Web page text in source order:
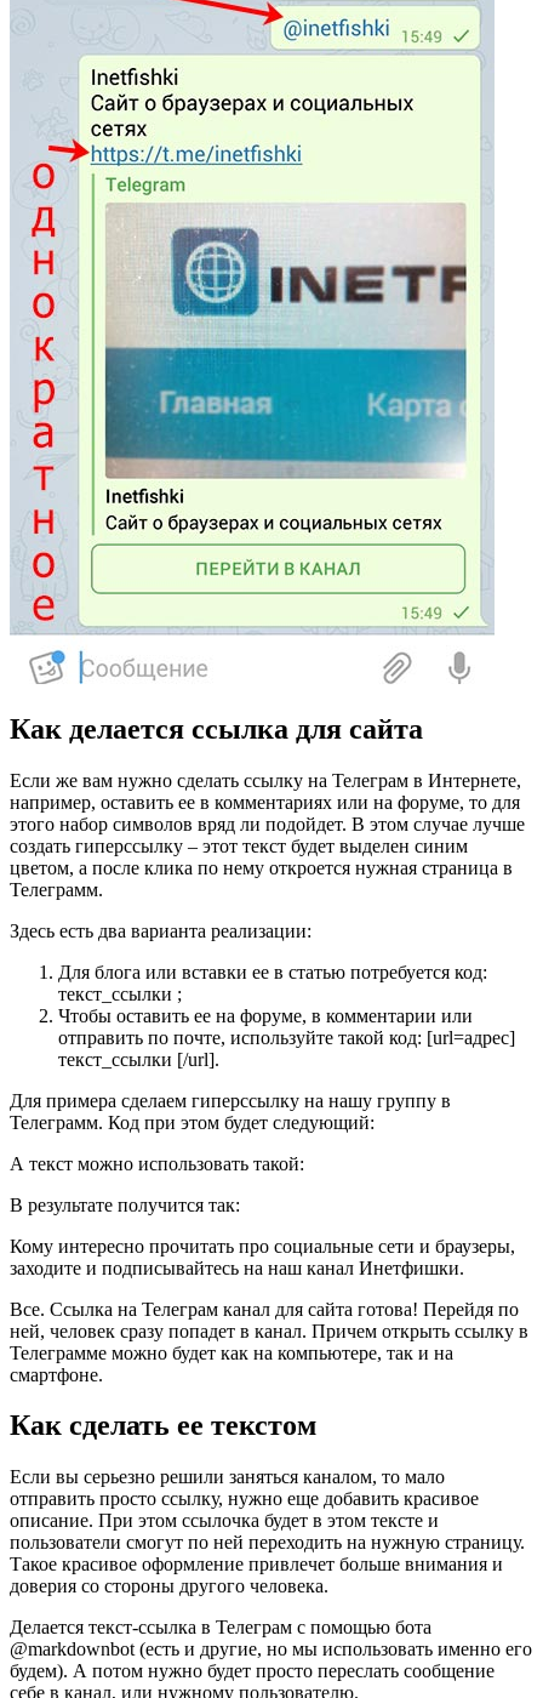
Как делается ссылка для сайта
Если же вам нужно сделать ссылку на Телеграм в Интернете,
например, оставить ее в комментариях или на форуме, то для
этого набор символов вряд ли подойдет. В этом случае лучше
создать гиперссылку – этот текст будет выделен синим
цветом, а после клика по нему откроется нужная страница в
Телеграмм.
Здесь есть два варианта реализации:
Для блога или вставки ее в статью потребуется код:
текст_ссылки ;
Чтобы оставить ее на форуме, в комментарии или
отправить по почте, используйте такой код: [url=адрес]
текст_ссылки [/url].
Для примера сделаем гиперссылку на нашу группу в
Телеграмм. Код при этом будет следующий:
А текст можно использовать такой:
В результате получится так:
Кому интересно прочитать про социальные сети и браузеры,
заходите и подписывайтесь на наш канал Инетфишки.
Все. Ссылка на Телеграм канал для сайта готова! Перейдя по
ней, человек сразу попадет в канал. Причем открыть ссылку в
Телеграмме можно будет как на компьютере, так и на
смартфоне.
Как сделать ее текстом
Если вы серьезно решили заняться каналом, то мало
отправить просто ссылку, нужно еще добавить красивое
описание. При этом ссылочка будет в этом тексте и
пользователи смогут по ней переходить на нужную страницу.
Такое красивое оформление привлечет больше внимания и
доверия со стороны другого человека.
Делается текст-ссылка в Телеграм с помощью бота
@markdownbot (есть и другие, но мы использовать именно его
будем). А потом нужно будет просто переслать сообщение
себе в канал, или нужному пользователю.